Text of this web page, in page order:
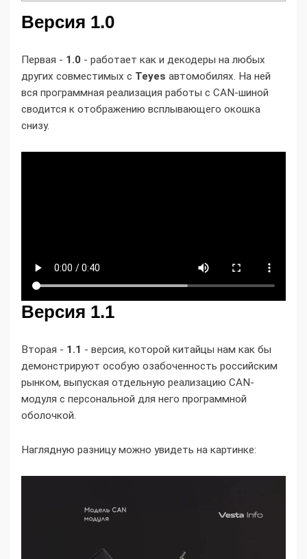
Версия 1.0
Первая - 1.0 - работает как и декодеры на любых
других совместимых с Teyes автомобилях. На ней
вся программная реализация работы с CAN-шиной
сводится к отображению всплывающего окошка
снизу.
Версия 1.1
Вторая - 1.1 - версия, которой китайцы нам как бы
демонстрируют особую озабоченность российским
рынком, выпуская отдельную реализацию CAN-
модуля с персональной для него программной
оболочкой.
Наглядную разницу можно увидеть на картинке: